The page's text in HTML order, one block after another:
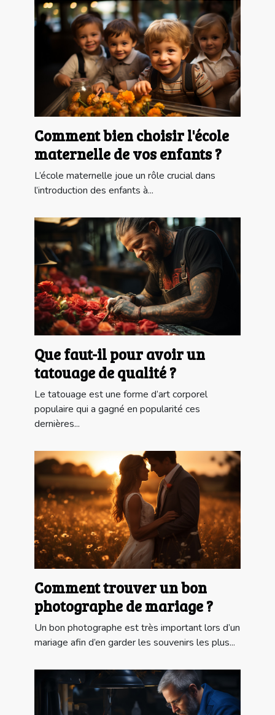
Comment bien choisir l'école
maternelle de vos enfants ?
L’école maternelle joue un rôle crucial dans
l’introduction des enfants à...
Que faut-il pour avoir un
tatouage de qualité ?
Le tatouage est une forme d’art corporel
populaire qui a gagné en popularité ces
dernières...
Comment trouver un bon
photographe de mariage ?
Un bon photographe est très important lors d’un
mariage afin d’en garder les souvenirs les plus...